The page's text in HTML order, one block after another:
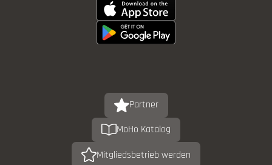
Partner
MoHo Katalog
Mitgliedsbetrieb werden